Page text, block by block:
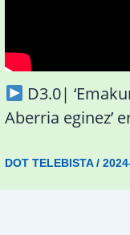
D3.0|
Aberria eginez’
DOT TELEBISTA/